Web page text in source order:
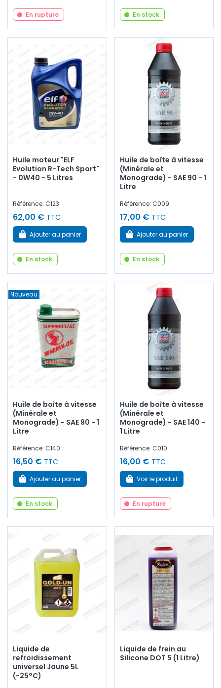
En rupture En stock
Huile moteur "ELF
Evolution R-Tech Sport"
- 0W40 - 5 Litres
Référence: C123
62,00 € TTC
Ajouter au panier
En stock
Huile de boîte à vitesse
(Minérale et
Monograde) - SAE 90 - 1
Litre
Référence: C009
17,00 € TTC
Ajouter au panier
En stock
Nouveau
Huile de boîte à vitesse
(Minérale et
Monograde) - SAE 90 - 1
Litre
Référence: C140
16,50 € TTC
Ajouter au panier
En stock
Huile de boîte à vitesse
(Minérale et
Monograde) - SAE 140 -
1 Litre
Référence: C010
16,00 € TTC
Voir le produit
En rupture
Liquide de
refroidissement
universel Jaune 5L
(-25°C)
Liquide de frein au
Silicone DOT 5 (1 Litre)